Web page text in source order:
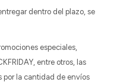
dentro del plazo, se
especiales,
entre otros, las
por la cantidad de envíos